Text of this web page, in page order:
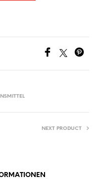
NEXT PRODUCT